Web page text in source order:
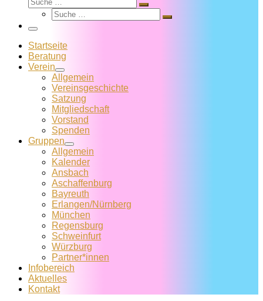
Suche
Suche
Suche
Menü
Startseite
Beratung
Verein
Allgemein
Vereins­geschichte
Satzung
Mitglied­schaft
Vorstand
Spenden
Gruppen
Allgemein
Kalender
Ansbach
Aschaffenburg
Bayreuth
Erlangen/Nürnberg
München
Regensburg
Schweinfurt
Würzburg
Partner*innen
Infobereich
Aktuelles
Kontakt